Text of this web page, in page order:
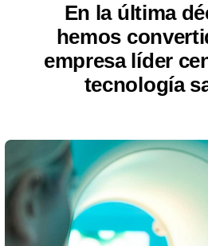
En la última
hemos
empresa líder
tecnología